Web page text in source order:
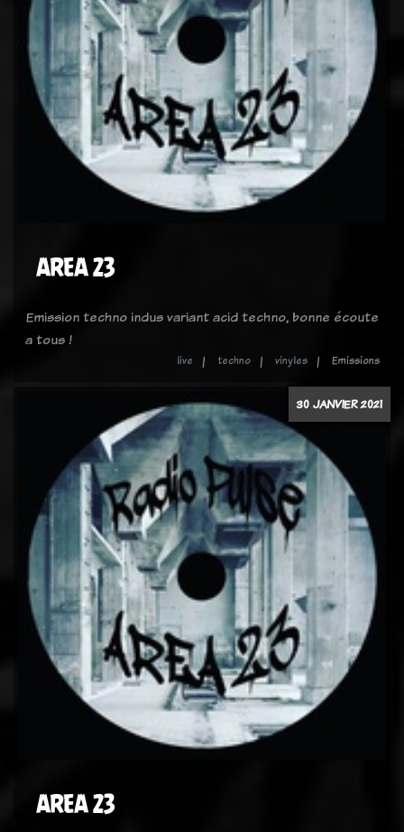
AREA 23
Emission techno indus variant acid techno, bonne écoute
a tous !
live techno vinyles Emissions
30 JANVIER 2021
AREA 23